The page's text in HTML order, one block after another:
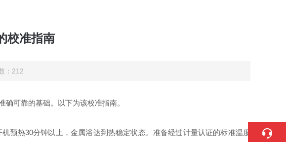
校准指南
：212
可靠的基础。以下为该校准指南。
热30分钟以上，金属浴达到热稳定状态。准备经过计量认证的标准温度